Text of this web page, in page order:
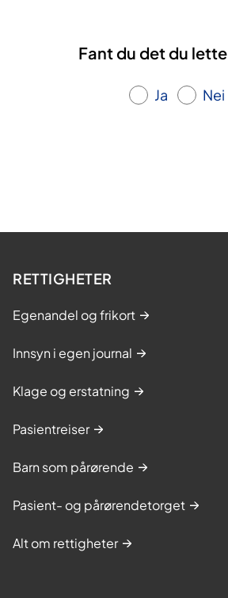
Fant du det du
Ja Nei
RETTIGHETER
Egenandel og frikort
Innsyn i egen journal
Klage og erstatning
Pasientreiser
Barn som pårørende
Pasient- og pårørendetorget
Alt om rettigheter